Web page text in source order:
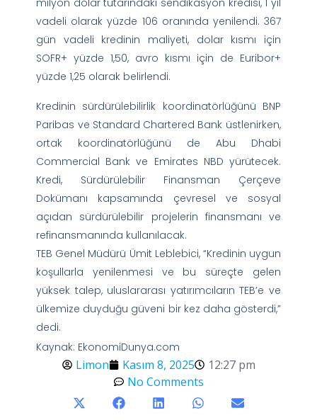
vadeli olarak yüzde 106 oranında yenilendi. 367
gün vadeli kredinin maliyeti, dolar kısmı için
SOFR+ yüzde 1,50, avro kısmı için de Euribor+
yüzde 1,25 olarak belirlendi.
Kredinin sürdürülebilirlik koordinatörlüğünü BNP
Paribas ve Standard Chartered Bank üstlenirken,
ortak koordinatörlüğünü de Abu Dhabi
Commercial Bank ve Emirates NBD yürütecek.
Kredi, Sürdürülebilir Finansman Çerçeve
Dokümanı kapsamında çevresel ve sosyal
açıdan sürdürülebilir projelerin finansmanı ve
refinansmanında kullanılacak.
TEB Genel Müdürü Ümit Leblebici, “Kredinin uygun
koşullarla yenilenmesi ve bu süreçte gelen
yüksek talep, uluslararası yatırımcıların TEB’e ve
ülkemize duyduğu güveni bir kez daha gösterdi,”
dedi.
Kaynak: EkonomiDunya.com
Limon Kasım 8, 2025
12:27 pm
No Comments